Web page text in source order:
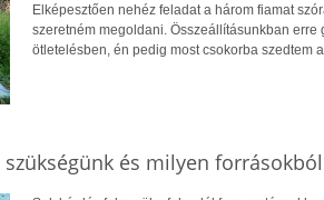
Elképesztően nehéz feladat a három fiamat
szeretném megoldani. Összeállításunkban
ötletelésben, én pedig most csokorba szedtem
és milyen